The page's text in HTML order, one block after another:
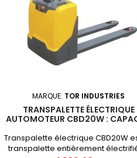
MARQUE: TOR INDUSTRIES
TRANSPALETTE ÉLECTRIQUE
AUTOMOTEUR CBD20W :
Transpalette électrique CBD20W
transpalette entièrement